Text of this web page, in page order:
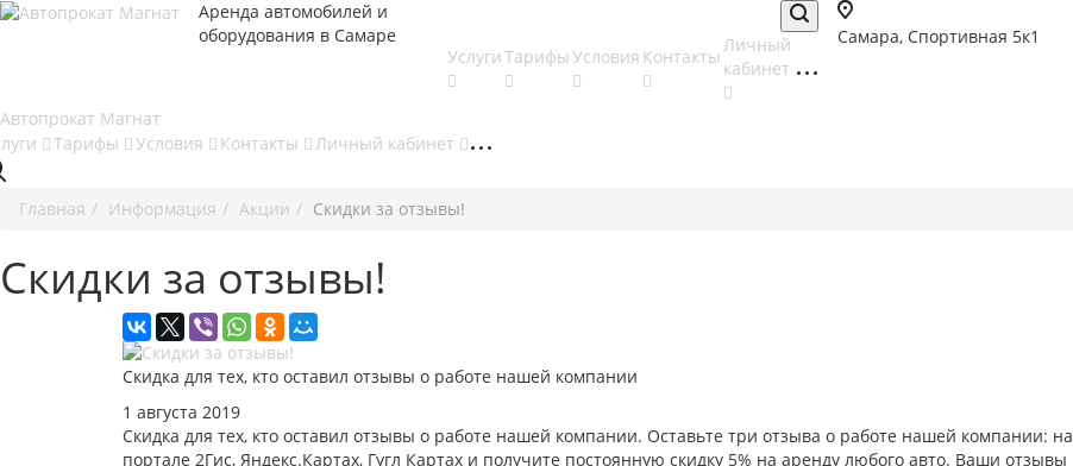
Аренда автомобилей и
оборудования в Самаре
Самара, Спортивная 5к1
УслугиТарифыУсловия Контакты
Личный
кабинет
Тарифы Условия Контакты Личный кабинет
Главная Информация Акции Скидки за отзывы!
Скидки за отзывы!
Скидка для тех, кто оставил отзывы о работе нашей компании
1 августа 2019
Скидка для тех, кто оставил отзывы о работе нашей компании. Оставьте три отзыва о работе нашей компании: на
портале 2Гис, Яндекс.Картах, Гугл Картах и получите постоянную скидку 5% на аренду любого авто. Ваши отзывы